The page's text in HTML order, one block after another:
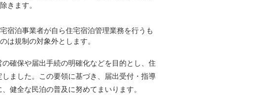
繁體中文
きます。
宿泊事業者が自ら住宅宿泊管理業務を行うも
は規制の対象外とします。
確保や届出手続の明確化などを目的とし、住
ました。この要領に基づき、届出受付・指導
健全な民泊の普及に努めてまいります。